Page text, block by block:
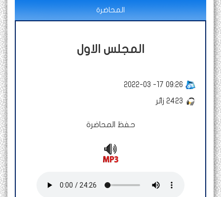
المحاضرة
المجلس الاول
2022-03 -17 09:26
2423 زائر
حفظ المحاضرة